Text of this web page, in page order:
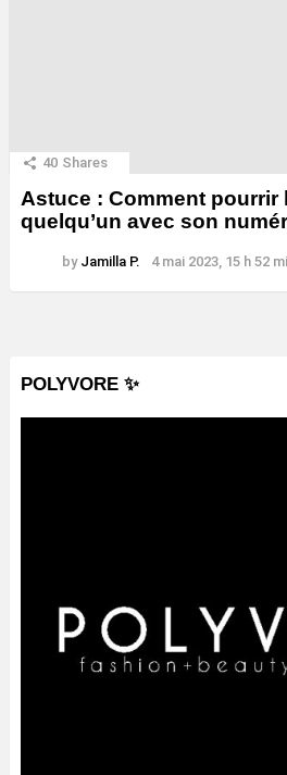
40 Shares
Astuce : Comment pourrir
quelqu’un avec son
by Jamilla P. 4 mai 2023, 15 h 52
POLYVORE ✨